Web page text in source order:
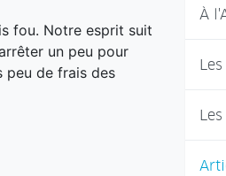
À
fou. Notre esprit suit
un peu pour
peu de frais des